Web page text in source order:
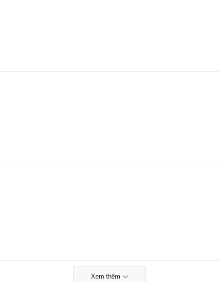
Xem thêm